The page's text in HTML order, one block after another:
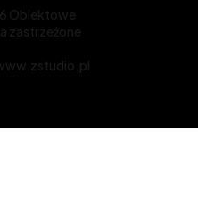
Obiektowe
zastrzeżone